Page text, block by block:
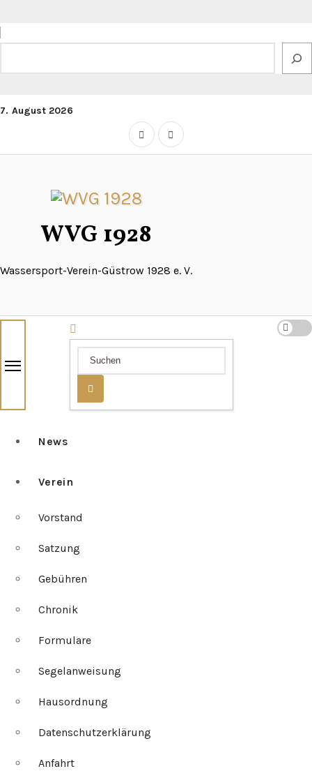
Inhalt
springen
7. August 2026
WVG 1928
Wassersport-Verein-Güstrow 1928 e. V.
News
Verein
Vorstand
Satzung
Gebühren
Chronik
Formulare
Segelanweisung
Hausordnung
Datenschutzerklärung
Anfahrt